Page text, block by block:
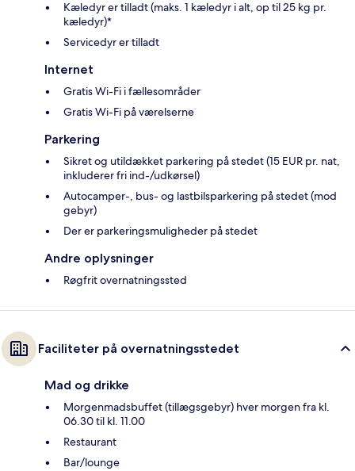
Kæledyr er tilladt (maks. 1 kæledyr i alt, op til 25 kg pr.
kæledyr)*
Servicedyr er tilladt
Internet
Gratis Wi-Fi i fællesområder
Gratis Wi-Fi på værelserne
Parkering
Sikret og utildækket parkering på stedet (15 EUR pr. nat,
inkluderer fri ind-/udkørsel)
Autocamper-, bus- og lastbilsparkering på stedet (mod
gebyr)
Der er parkeringsmuligheder på stedet
Andre oplysninger
Røgfrit overnatningssted
Faciliteter på overnatningsstedet
Mad og drikke
Morgenmadsbuffet (tillægsgebyr) hver morgen fra kl.
06.30 til kl. 11.00
Restaurant
Bar/lounge